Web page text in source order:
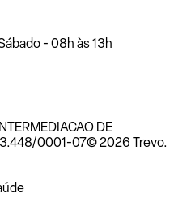
- 08h às 13h
DE
0001-07© 2026 Trevo.